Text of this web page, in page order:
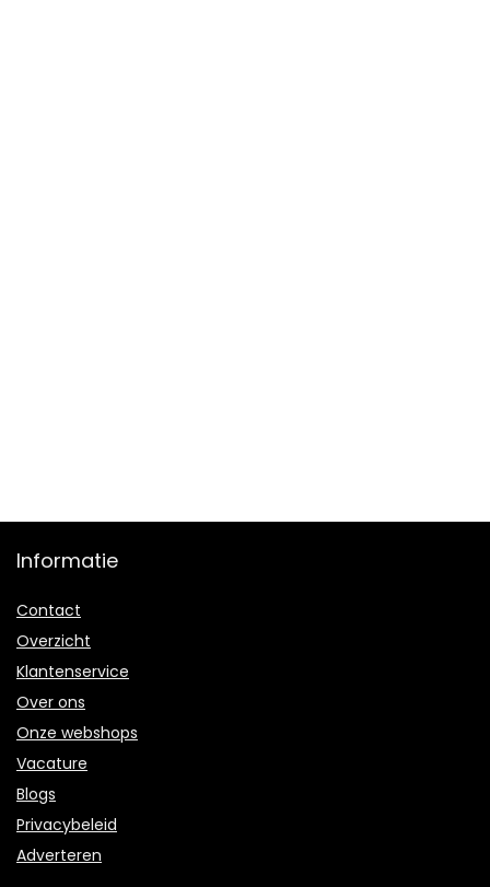
Informatie
Contact
Overzicht
Klantenservice
Over ons
Onze webshops
Vacature
Blogs
Privacybeleid
Adverteren